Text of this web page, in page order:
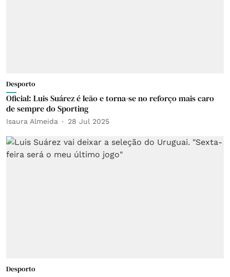
Desporto
Oficial: Luis Suárez é leão e torna-se no reforço mais caro
de sempre do Sporting
Isaura Almeida 28 Jul 2025
Desporto